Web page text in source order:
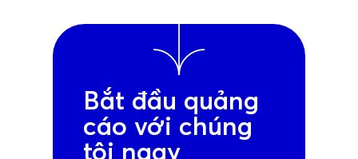
Bắt đầu quảng
cáo với chúng
tôi ngay